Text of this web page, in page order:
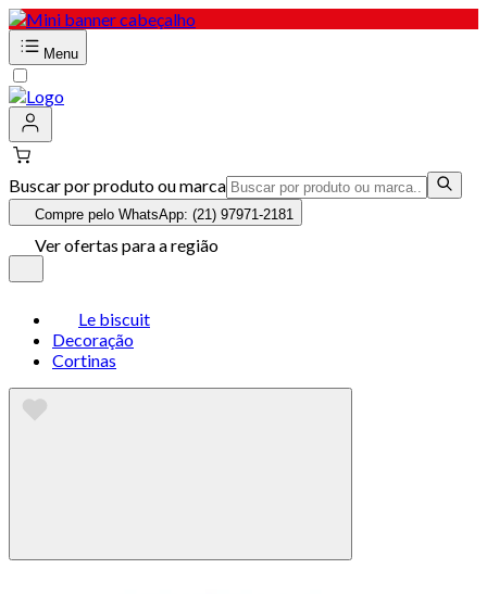
Menu
Buscar por produto ou marca
Compre pelo WhatsApp: (21) 97971-2181
Ver ofertas para a região
Le biscuit
Decoração
Cortinas